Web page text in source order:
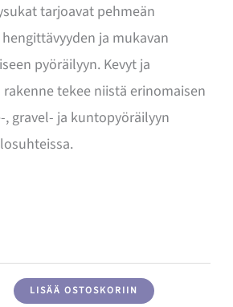
tarjoavat pehmeän
ja mukavan
pyöräilyyn. Kevyt ja
tekee niistä erinomaisen
gravel- ja kuntopyöräilyyn
LISÄÄ OSTOSKORIIN